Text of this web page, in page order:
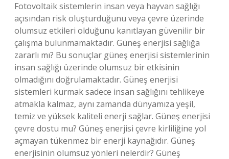
Fotovoltaik sistemlerin insan veya hayvan sağlığı
açısından risk oluşturduğunu veya çevre üzerinde
olumsuz etkileri olduğunu kanıtlayan güvenilir bir
çalışma bulunmamaktadır. Güneş enerjisi sağlığa
zararlı mı? Bu sonuçlar güneş enerjisi sistemlerinin
insan sağlığı üzerinde olumsuz bir etkisinin
olmadığını doğrulamaktadır. Güneş enerjisi
sistemleri kurmak sadece insan sağlığını tehlikeye
atmakla kalmaz, aynı zamanda dünyamıza yeşil,
temiz ve yüksek kaliteli enerji sağlar. Güneş enerjisi
çevre dostu mu? Güneş enerjisi çevre kirliliğine yol
açmayan tükenmez bir enerji kaynağıdır. Güneş
enerjisinin olumsuz yönleri nelerdir? Güneş